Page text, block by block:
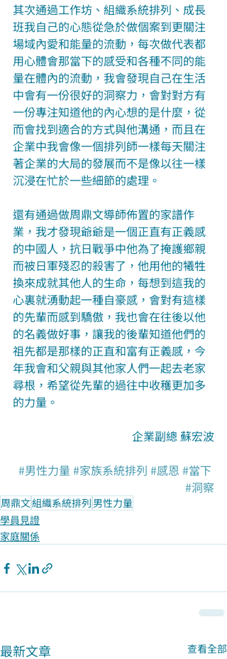
其次通過工作坊、組織系統排列、成長
班我自己的心態從急於做個案到更關注
場域內愛和能量的流動，每次做代表都
用心體會那當下的感受和各種不同的能
量在體內的流動，我會發現自己在生活
中會有一份很好的洞察力，會對對方有
一份專注知道他的內心想的是什麼，從
而會找到適合的方式與他溝通，而且在
企業中我會像一個排列師一樣每天關注
著企業的大局的發展而不是像以往一樣
沉浸在忙於一些細節的處理。
還有通過做周鼎文導師佈置的家譜作
業，我才發現爺爺是一個正直有正義感
的中國人，抗日戰爭中他為了掩護鄉親
而被日軍殘忍的殺害了，他用他的犧牲
換來成就其他人的生命，每想到這我的
心裏就湧動起一種自豪感，會對有這樣
的先輩而感到驕傲，我也會在往後以他
的名義做好事，讓我的後輩知道他們的
祖先都是那樣的正直和富有正義感，今
年我會和父親與其他家人們一起去老家
尋根，希望從先輩的過往中收穫更加多
的力量。
企業副總 蘇宏波
#男性力量 #家族系統排列 #感恩 #當下
#洞察
周鼎文組織系統排列 男性力量
學員見證
家庭關係
最新文章 查看全部